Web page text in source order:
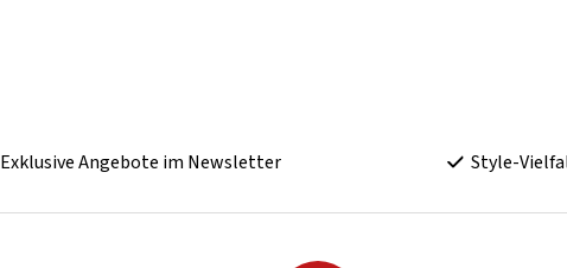
Exklusive Angebote im Newsletter Style-